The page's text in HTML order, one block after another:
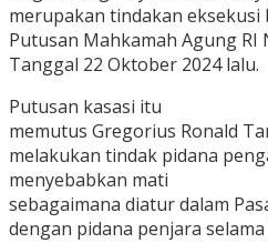
merupakan tindakan eksekusi
Putusan Mahkamah Agung RI
Tanggal 22 Oktober 2024 lalu.
Putusan kasasi itu
memutus Gregorius Ronald
melakukan tindak pidana
menyebabkan mati
sebagaimana diatur dalam
dengan pidana penjara